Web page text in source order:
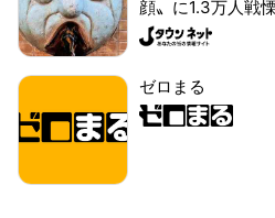
顔〟に1.3万人戦
ゼロまる